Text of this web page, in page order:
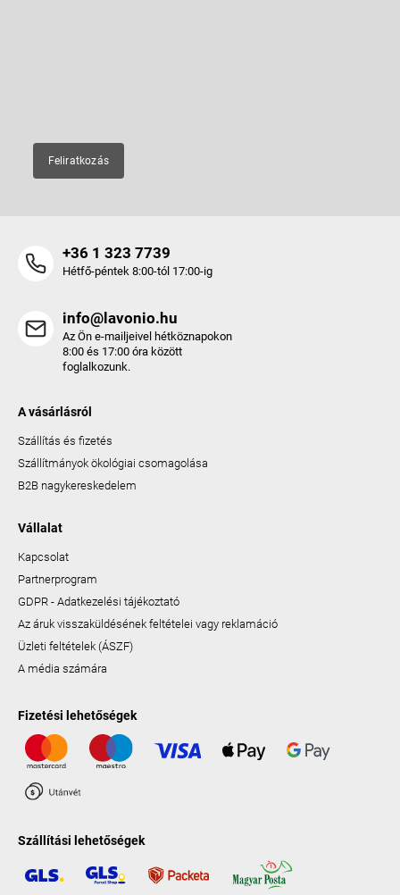
Feliratkozás
+36 1 323 7739
Hétfő-péntek 8:00-tól 17:00-ig
info@lavonio.hu
Az Ön e-mailjeivel hétköznapokon
8:00 és 17:00 óra között
foglalkozunk.
A vásárlásról
Szállítás és fizetés
Szállítmányok ökológiai csomagolása
B2B nagykereskedelem
Vállalat
Kapcsolat
Partnerprogram
GDPR - Adatkezelési tájékoztató
Az áruk visszaküldésének feltételei vagy reklamáció
Üzleti feltételek (ÁSZF)
A média számára
Fizetési lehetőségek
Szállítási lehetőségek